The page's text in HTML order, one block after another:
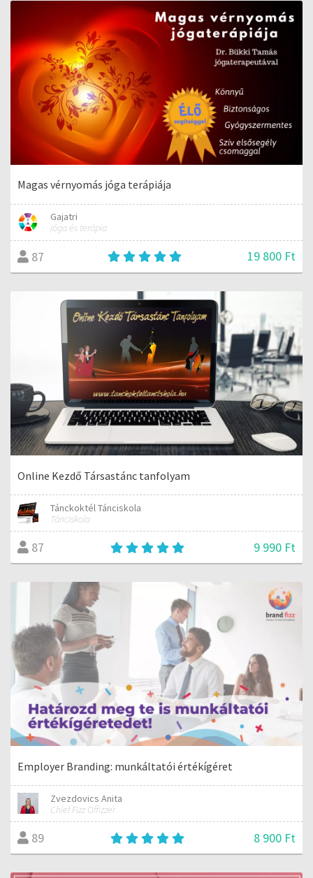
Magas vérnyomás jóga terápiája
Gajatri
jóga és terápia
87 19 800 Ft
Online Kezdő Társastánc tanfolyam
Tánckoktél Tánciskola
Tánciskola
87 9 990 Ft
Employer Branding: munkáltatói értékígéret
Zvezdovics Anita
Chief Fizz Offizzer
89 8 900 Ft